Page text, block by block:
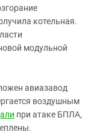
котельная.
модульной
авиазавод
воздушным
при атаке БПЛА,